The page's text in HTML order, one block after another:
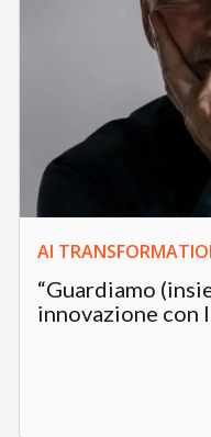
AI
“Guardiamo
innovazione con